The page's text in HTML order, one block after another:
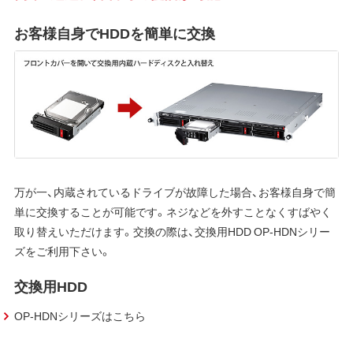
お客様自身でHDDを簡単に交換
万が一、内蔵されているドライブが故障した場合、お客様自身で簡
単に交換することが可能です。ネジなどを外すことなくすばやく
取り替えいただけます。交換の際は、交換用HDD OP-HDNシリー
ズをご利用下さい。
交換用HDD
OP-HDNシリーズはこちら